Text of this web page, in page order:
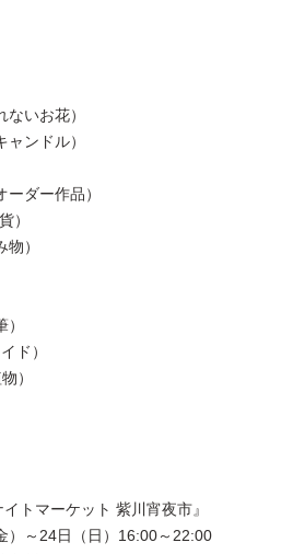
ないお花）
ャンドル）
ーダー作品）
）
）
ド）
）
トマーケット 紫川宵夜市』
）～24日（日）16:00～22:00